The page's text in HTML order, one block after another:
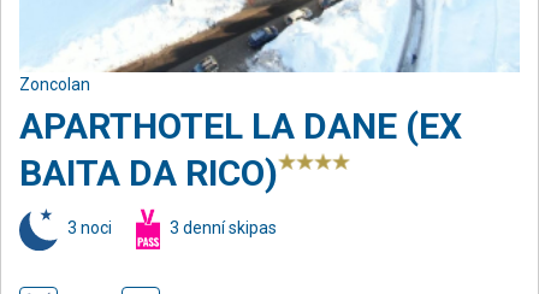
Zoncolan
APARTHOTEL LA DANE (EX
BAITA DA RICO)
3 noci 3 denní skipas